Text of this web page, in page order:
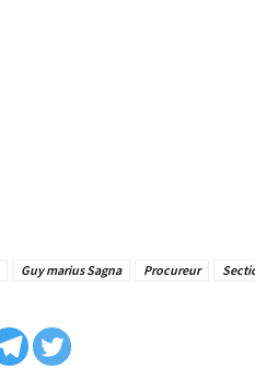
Guy marius Sagna Procureur